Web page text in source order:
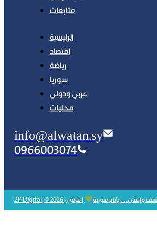
متابعات
الرئيسية
اقتصاد
رياضة
سوريا
عربي ودولي
محليات
info@alwatan.sy
0966003074
2P Digital بشغف وإتقان… بأيادٍ سورية | فريق